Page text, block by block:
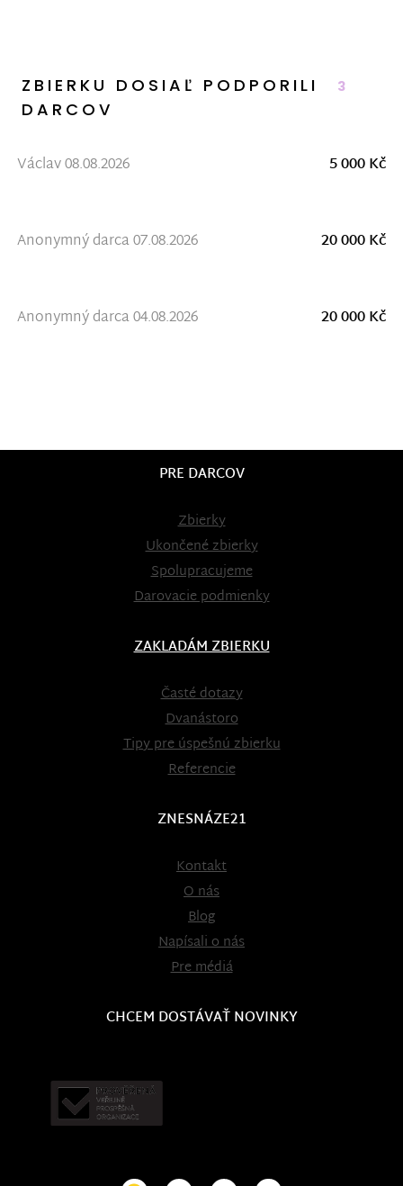
ZBIERKU DOSIAĽ PODPORILI 3
DARCOV
Václav 08.08.2026 5 000 Kč
Anonymný darca 07.08.2026 20 000 Kč
Anonymný darca 04.08.2026 20 000 Kč
PRE DARCOV
Zbierky
Ukončené zbierky
Spolupracujeme
Darovacie podmienky
ZAKLADÁM ZBIERKU
Časté dotazy
Dvanástoro
Tipy pre úspešnú zbierku
Referencie
ZNESNÁZE21
Kontakt
O nás
Blog
Napísali o nás
Pre médiá
CHCEM DOSTÁVAŤ NOVINKY